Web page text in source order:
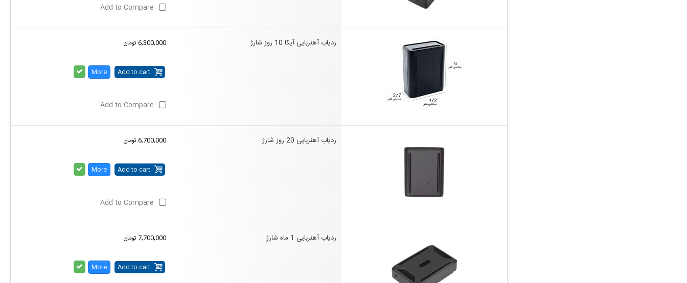
Add to Compare
ردیاب آهنربایی آیکا 10 روز شارژ 6,300,000 تومان
Add to cart
More
Add to Compare
ردیاب آهنربایی 20 روز شارژ 6,700,000 تومان
Add to cart
More
Add to Compare
ردیاب آهنربایی 1 ماه شارژ 7,700,000 تومان
Add to cart
More